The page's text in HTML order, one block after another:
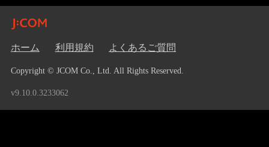
ホーム 利用規約 よくあるご質問
Copyright © JCOM Co., Ltd. All Rights Reserved.
v9.10.0.3233062